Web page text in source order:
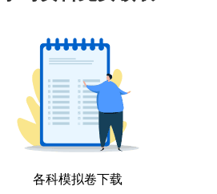
各科模拟卷下载